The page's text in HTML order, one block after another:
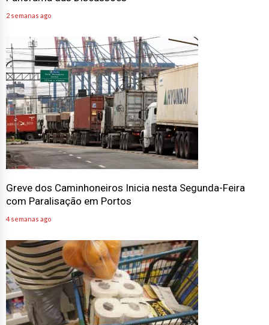
2 semanas ago
Greve dos Caminhoneiros Inicia nesta Segunda-Feira
com Paralisação em Portos
4 semanas ago